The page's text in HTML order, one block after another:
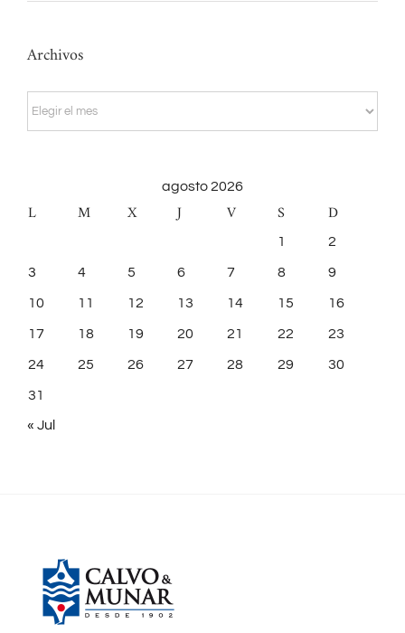
Archivos
Archivos
agosto 2026
L M X J V S D
1 2
3 4 5 6 7 8 9
10 11 12 13 14 15 16
17 18 19 20 21 22 23
24 25 26 27 28 29 30
31
« Jul